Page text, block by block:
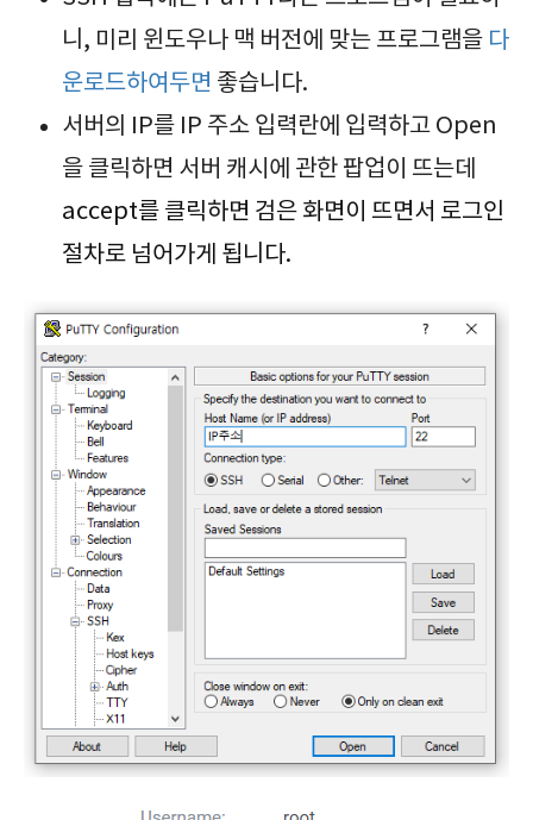
니, 미리 윈도우나 맥 버전에 맞는 프로그램을 다
운로드하여두면 좋습니다.
서버의 IP를 IP 주소 입력란에 입력하고 Open
을 클릭하면 서버 캐시에 관한 팝업이 뜨는데
accept를 클릭하면 검은 화면이 뜨면서 로그인
절차로 넘어가게 됩니다.